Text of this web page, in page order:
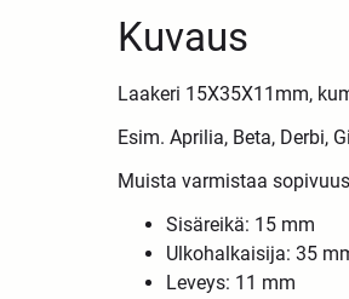
Kuvaus
Laakeri 15X35X11mm,
Esim. Aprilia, Beta, Derbi,
Muista varmistaa
Sisäreikä: 15 mm
Ulkohalkaisija: 35
Leveys: 11 mm